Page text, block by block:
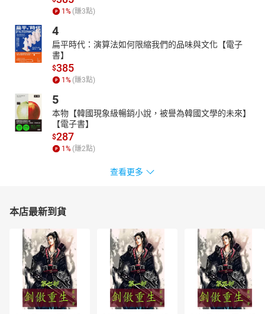
1 % (賺3點)
4
扁平時代：演算法如何限縮我們的品味與文化【電子
書】
$385
1 % (賺3點)
5
本物【韓國現象級暢銷小說，被譽為韓國文學的未來】
【電子書】
$287
1 % (賺2點)
查看更多
本店最新到貨